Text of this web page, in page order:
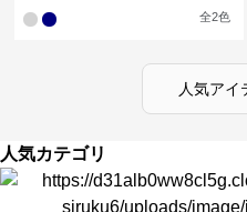
全2色
人気アイ
人気カテゴリ